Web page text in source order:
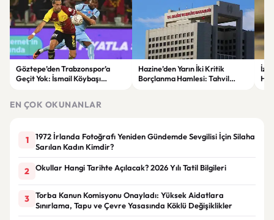
Göztepe’den Trabzonspor’a
Geçit Yok: İsmail Köybaşı
Hazine’den Yarın İki Kritik
Borçlanma Hamlesi: Tahvil
EN ÇOK OKUNANLAR
1
1972 İrlanda Fotoğrafı Yeniden Gündemde Sevgilisi İçin Silaha
Sarılan Kadın Kimdir?
2 Okullar Hangi Tarihte Açılacak? 2026 Yılı Tatil Bilgileri
3
Torba Kanun Komisyonu Onayladı: Yüksek Aidatlara
Sınırlama, Tapu ve Çevre Yasasında Köklü Değişiklikler